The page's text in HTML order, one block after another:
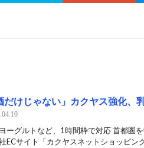
だけじゃない」カクヤス強化、
ーグルトなど、1時間枠で対応 首都圏
ECサイト「カクヤスネットショッピン